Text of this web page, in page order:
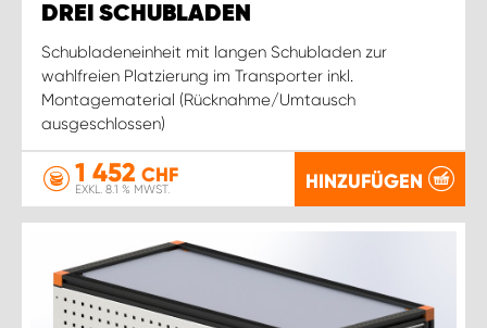
DREI SCHUBLADEN
Schubladeneinheit mit langen Schubladen zur
wahlfreien Platzierung im Transporter inkl.
Montagematerial (Rücknahme/Umtausch
ausgeschlossen)
1 452 CHF
EXKL. 8.1 % MWST. HINZUFÜGEN